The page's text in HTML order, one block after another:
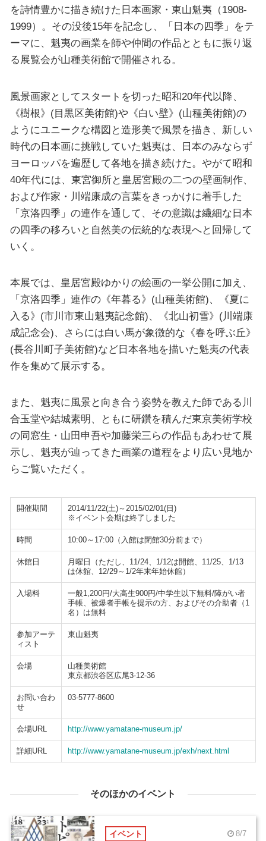
を詩情豊かに描き続けた日本画家・東山魁夷（1908-
1999）。その没後15年を記念し、「日本の四季」をテ
ーマに、魁夷の画業を師や仲間の作品とともに振り返
る展覧会が山種美術館で開催される。
風景画家としてスタートを切った昭和20年代以降、
《樹根》(目黒区美術館)や《白い壁》(山種美術館)の
ようにユニークな構図と造形美で風景を描き、新しい
時代の日本画に挑戦していた魁夷は、日本のみならず
ヨーロッパを遍歴して各地を描き続けた。やがて昭和
40年代には、東宮御所と皇居宮殿の二つの壁画制作、
および作家・川端康成の言葉をきっかけに着手した
「京洛四季」の連作を通して、その意識は繊細な日本
の四季の移ろいと自然美の伝統的な表現へと回帰して
いく。
本展では、皇居宮殿ゆかりの絵画の一挙公開に加え、
「京洛四季」連作の《年暮る》(山種美術館)、《夏に
入る》(市川市東山魁夷記念館)、《北山初雪》(川端康
成記念会)、さらには白い馬が象徴的な《春を呼ぶ丘》
(長谷川町子美術館)など日本各地を描いた魁夷の代表
作を集めて展示する。
また、魁夷に風景と向き合う姿勢を教えた師である川
合玉堂や結城素明、ともに研鑽を積んだ東京美術学校
の同窓生・山田申吾や加藤栄三らの作品もあわせて展
示し、魁夷が辿ってきた画業の道程をより広い見地か
らご覧いただく。
開催期間
2014/11/22(土)～2015/02/01(日)
※イベント会期は終了しました
時間 10:00～17:00（入館は閉館30分前まで）
休館日
月曜日（ただし、11/24、1/12は開館、11/25、1/13
は休館、12/29～1/2年末年始休館）
入場料
一般1,200円/大高生900円/中学生以下無料/障がい者
手帳、被爆者手帳を提示の方、およびその介助者（1
名）は無料
参加アーテ
ィスト
東山魁夷
会場
山種美術館
東京都渋谷区広尾3-12-36
お問い合わ
せ
03-5777-8600
会場URL http://www.yamatane-museum.jp/
詳細URL http://www.yamatane-museum.jp/exh/next.html
そのほかのイベント
イベント 8/7